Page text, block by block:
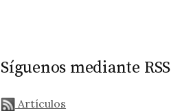
Síguenos mediante RSS
Artículos